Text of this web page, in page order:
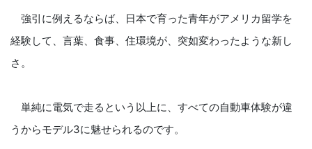
強引に例えるならば、日本で育った青年がアメリカ留学を
経験して、言葉、食事、住環境が、突如変わったような新し
さ。
単純に電気で走るという以上に、すべての自動車体験が違
うからモデル3に魅せられるのです。